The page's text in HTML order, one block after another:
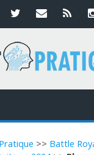
>> Battle